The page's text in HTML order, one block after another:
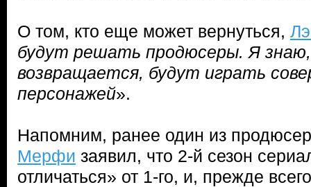
О том, кто еще может вернуться,
будут решать продюсеры. Я
возвращается, будут играть
персонажей».
Напомним, ранее один из
Мерфи заявил, что 2-й сезон
отличаться» от 1-го, и, прежде